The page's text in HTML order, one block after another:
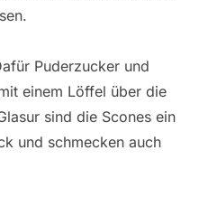
Puderzucker und
einem Löffel über die
sind die Scones ein
und schmecken auch